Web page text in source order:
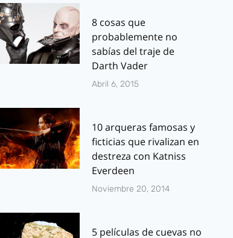
8 cosas que
probablemente no
sabías del traje de
Darth Vader
Abril 6, 2015
10 arqueras famosas y
ficticias que rivalizan en
destreza con Katniss
Everdeen
Noviembre 20, 2014
5 películas de cuevas no